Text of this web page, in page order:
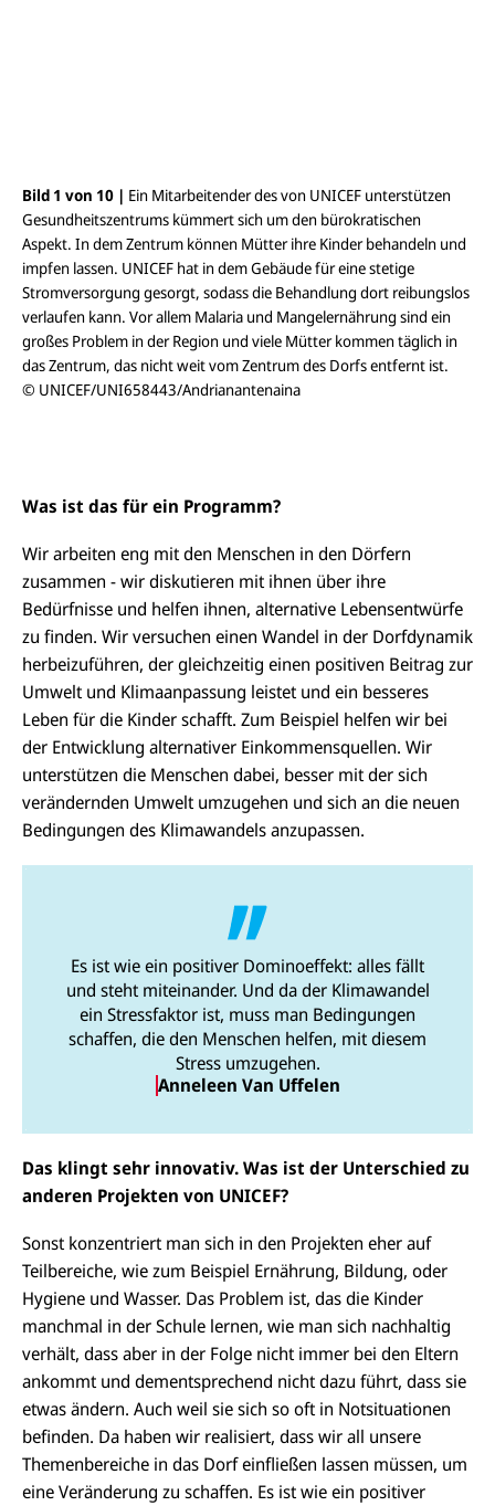
Bild 1 von 10 | Ein Mitarbeitender des von UNICEF unterstützen
Gesundheitszentrums kümmert sich um den bürokratischen
Aspekt. In dem Zentrum können Mütter ihre Kinder behandeln und
impfen lassen. UNICEF hat in dem Gebäude für eine stetige
Stromversorgung gesorgt, sodass die Behandlung dort reibungslos
verlaufen kann. Vor allem Malaria und Mangelernährung sind ein
großes Problem in der Region und viele Mütter kommen täglich in
das Zentrum, das nicht weit vom Zentrum des Dorfs entfernt ist.
© UNICEF/UNI658443/Andrianantenaina
n
Was ist das für ein Programm?
Wir arbeiten eng mit den Menschen in den Dörfern
zusammen - wir diskutieren mit ihnen über ihre
Bedürfnisse und helfen ihnen, alternative Lebensentwürfe
zu finden. Wir versuchen einen Wandel in der Dorfdynamik
herbeizuführen, der gleichzeitig einen positiven Beitrag zur
Umwelt und Klimaanpassung leistet und ein besseres
Leben für die Kinder schafft. Zum Beispiel helfen wir bei
der Entwicklung alternativer Einkommensquellen. Wir
unterstützen die Menschen dabei, besser mit der sich
verändernden Umwelt umzugehen und sich an die neuen
Bedingungen des Klimawandels anzupassen.
Es ist wie ein positiver Dominoeffekt: alles fällt
und steht miteinander. Und da der Klimawandel
ein Stressfaktor ist, muss man Bedingungen
schaffen, die den Menschen helfen, mit diesem
Stress umzugehen.
Anneleen Van Uffelen
Das klingt sehr innovativ. Was ist der Unterschied zu
anderen Projekten von UNICEF?
Sonst konzentriert man sich in den Projekten eher auf
Teilbereiche, wie zum Beispiel Ernährung, Bildung, oder
Hygiene und Wasser. Das Problem ist, das die Kinder
manchmal in der Schule lernen, wie man sich nachhaltig
verhält, dass aber in der Folge nicht immer bei den Eltern
ankommt und dementsprechend nicht dazu führt, dass sie
etwas ändern. Auch weil sie sich so oft in Notsituationen
befinden. Da haben wir realisiert, dass wir all unsere
Themenbereiche in das Dorf einfließen lassen müssen, um
eine Veränderung zu schaffen. Es ist wie ein positiver